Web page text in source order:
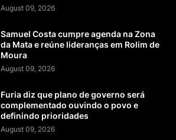
August 09, 2026
Samuel Costa cumpre agenda na Zona
da Mata e reúne lideranças em Rolim de
Moura
August 09, 2026
Furia diz que plano de governo será
complementado ouvindo o povo e
definindo prioridades
August 09, 2026